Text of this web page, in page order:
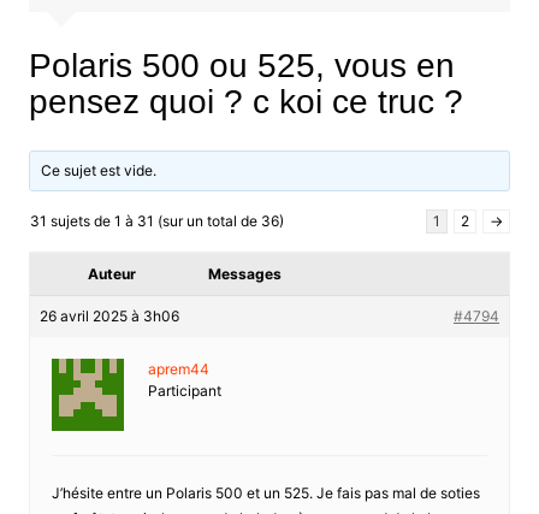
Polaris 500 ou 525, vous en
pensez quoi ? c koi ce truc ?
Ce sujet est vide.
31 sujets de 1 à 31 (sur un total de 36) 1 2 →
Auteur Messages
26 avril 2025 à 3h06 #4794
aprem44
Participant
J’hésite entre un Polaris 500 et un 525. Je fais pas mal de soties